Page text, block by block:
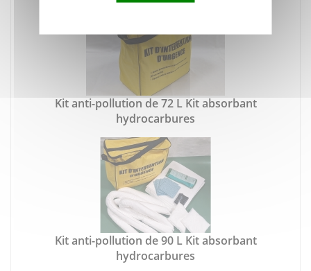
Kit anti-pollution de 72 L Kit absorbant
hydrocarbures
Kit anti-pollution de 90 L Kit absorbant
hydrocarbures